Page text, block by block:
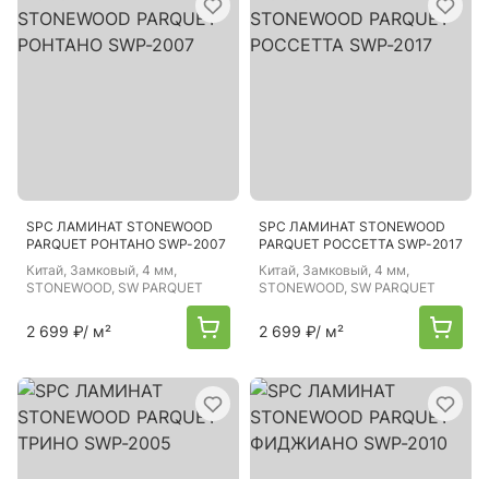
SPC ЛАМИНАТ STONEWOOD
PARQUET РОНТАНО SWP-2007
Китай, Замковый, 4 мм,
STONEWOOD, SW PARQUET
2 699 ₽/ м²
SPC ЛАМИНАТ STONEWOOD
PARQUET РОССЕТТА SWP-2017
Китай, Замковый, 4 мм,
STONEWOOD, SW PARQUET
2 699 ₽/ м²